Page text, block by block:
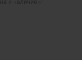
и наличие ✅